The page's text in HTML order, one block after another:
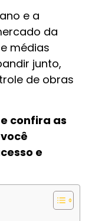
e a
da
médias
junto,
de obras
confira as
e